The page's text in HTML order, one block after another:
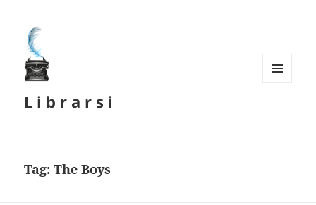
L i b r a r s i
Tag:The Boys